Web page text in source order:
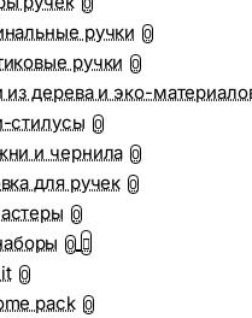
0
ручки 0
ручки 0
из дерева и эко-
стилусы 0
и чернила 0
для ручек 0
0
0
0
pack 0